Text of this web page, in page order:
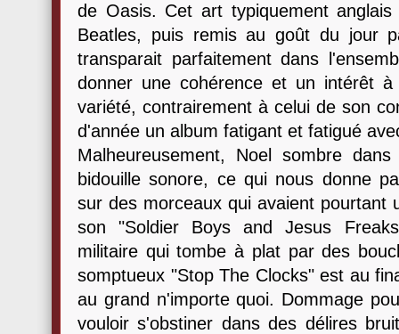
de Oasis. Cet art typiquement
Beatles, puis remis au goût du jour
transparait parfaitement dans
donner une cohérence et un intérêt
variété, contrairement à celui de son
d'année un album fatigant et fatigué
Malheureusement, Noel sombre
bidouille sonore, ce qui nous donne
sur des morceaux qui avaient pourtant
son "Soldier Boys and Jesus
militaire qui tombe à plat par des
somptueux "Stop The Clocks" est au
au grand n'importe quoi. Dommage
vouloir s'obstiner dans des délires